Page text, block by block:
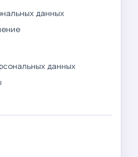
данных
данных